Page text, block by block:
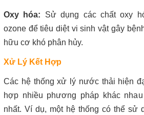
Oxy hóa: Sử dụng các chất oxy
ozone để tiêu diệt vi sinh vật gây
hữu cơ khó phân hủy.
Xử Lý Kết Hợp
Các hệ thống xử lý nước thải hiện
hợp nhiều phương pháp khác
nhất. Ví dụ, một hệ thống có thể sử